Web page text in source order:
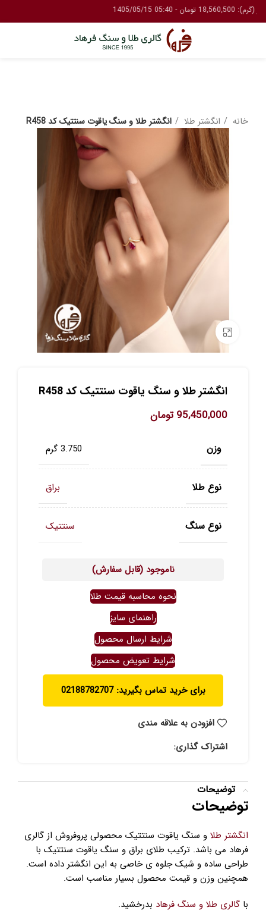
خانه انگشتر طلا انگشتر طلا و سنگ یاقوت سنتتیک کد R458
برای بزرگنمایی کلیک کنید
انگشتر طلا و سنگ یاقوت سنتتیک کد R458
95,450,000 تومان
وزن 3.750 گرم
نوع طلا براق
نوع سنگ سنتتیک
ناموجود (قابل سفارش)
نحوه محاسبه قیمت طلا
راهنمای سایز
شرایط ارسال محصول
شرایط تعویض محصول
برای خرید تماس بگیرید: 02188782707
افزودن به علاقه مندی
اشتراک گذاری:
توضیحات
توضیحات
انگشتر طلا و سنگ یاقوت سنتتیک محصولی پروفروش از گالری
فرهاد می باشد. ترکیب طلای براق و سنگ یاقوت سنتتیک با
طراحی ساده و شیک جلوه ی خاصی به این انگشتر داده است.
همچنین وزن و قیمت محصول بسیار مناسب است.
با گالری طلا و سنگ فرهاد بدرخشید.